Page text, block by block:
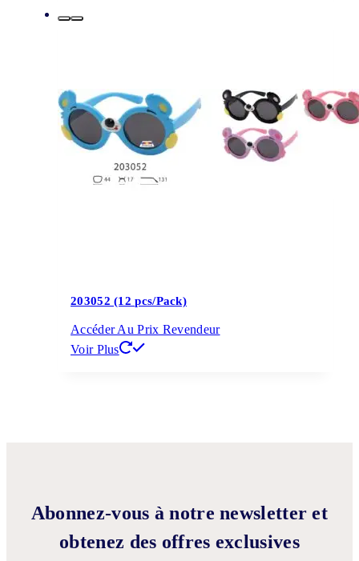
203052 (12 pcs/Pack)
Accéder Au Prix Revendeur
Voir Plus
Abonnez-vous à notre newsletter et
obtenez des offres exclusives